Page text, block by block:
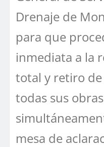
Drenaje de
para que
inmediata a la
total y retiro
todas sus
mesa de